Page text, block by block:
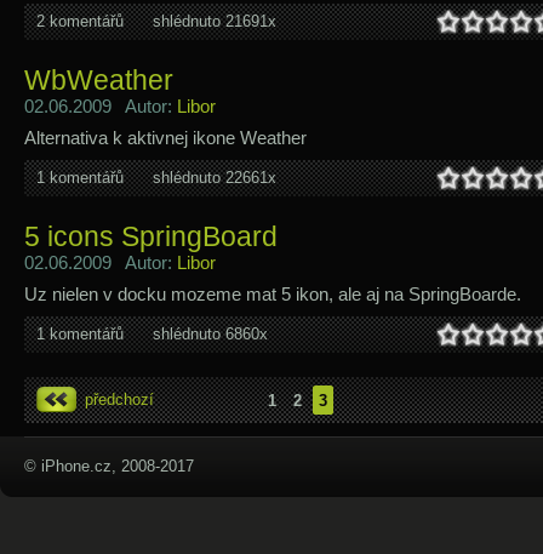
2 komentářů shlédnuto 21691x
WbWeather
02.06.2009 Autor: Libor
Alternativa k aktivnej ikone Weather
1 komentářů shlédnuto 22661x
5 icons SpringBoard
02.06.2009 Autor: Libor
Uz nielen v docku mozeme mat 5 ikon, ale aj na SpringBoarde.
1 komentářů shlédnuto 6860x
předchozí 1 2 3
© iPhone.cz, 2008-2017